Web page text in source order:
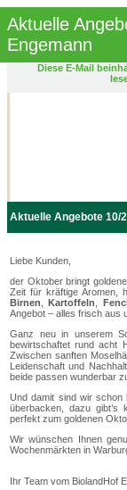
Aktuelle
Engemann